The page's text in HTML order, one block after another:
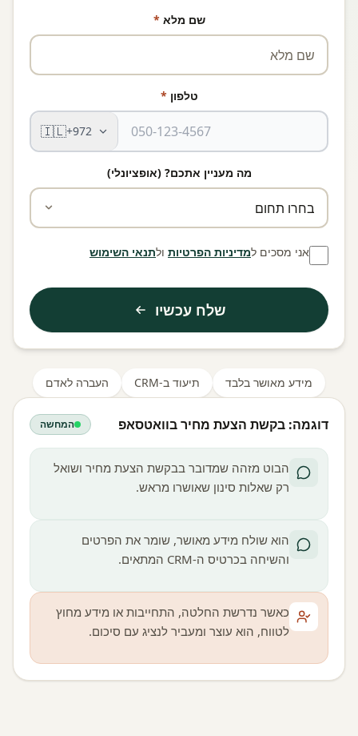
שם מלא *
טלפון *
🇮🇱+972
מה מעניין אתכם? (אופציונלי)
אני מסכים למדיניות הפרטיות ולתנאי השימוש
שלח עכשיו
מידע מאושר בלבד תיעוד ב-CRM העברה לאדם
דוגמה: בקשת הצעת מחיר בוואטסאפ המחשה
הבוט מזהה שמדובר בבקשת הצעת מחיר ושואל
רק שאלות סינון שאושרו מראש.
הוא שולח מידע מאושר, שומר את הפרטים
והשיחה בכרטיס ה-CRM המתאים.
כאשר נדרשת החלטה, התחייבות או מידע מחוץ
לטווח, הוא עוצר ומעביר לנציג עם סיכום.